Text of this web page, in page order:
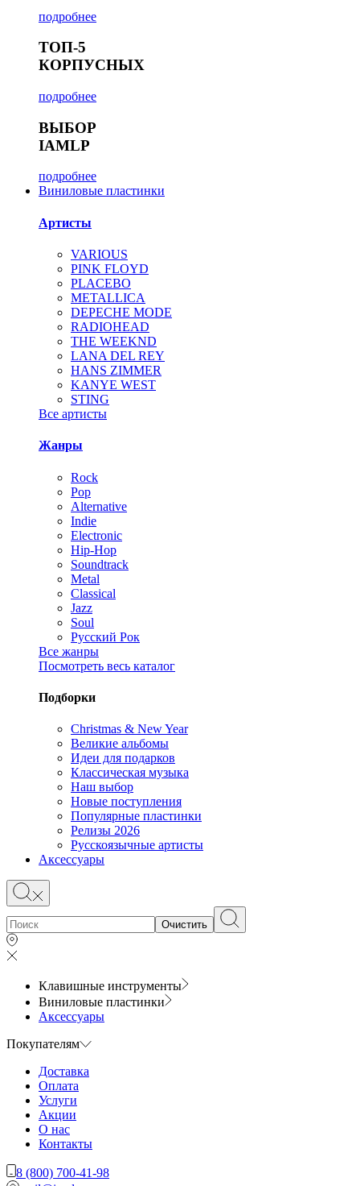
подробнее
ТОП-5
КОРПУСНЫХ
подробнее
ВЫБОР
IAMLP
подробнее
Виниловые пластинки
Артисты
VARIOUS
PINK FLOYD
PLACEBO
METALLICA
DEPECHE MODE
RADIOHEAD
THE WEEKND
LANA DEL REY
HANS ZIMMER
KANYE WEST
STING
Все артисты
Жанры
Rock
Pop
Alternative
Indie
Electronic
Hip-Hop
Soundtrack
Metal
Classical
Jazz
Soul
Русский Рок
Все жанры
Посмотреть весь каталог
Подборки
Christmas & New Year
Великие альбомы
Идеи для подарков
Классическая музыка
Наш выбор
Новые поступления
Популярные пластинки
Релизы 2026
Русскоязычные артисты
Аксессуары
Очистить
Клавишные инструменты
Виниловые пластинки
Аксессуары
Покупателям
Доставка
Оплата
Услуги
Акции
О нас
Контакты
8 (800) 700-41-98